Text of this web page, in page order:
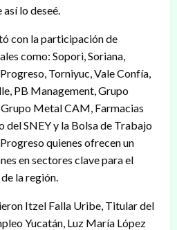
lo deseé.
con la participación de
como: Sopori, Soriana,
Torniyuc, Vale Confía,
PB Management, Grupo
Metal CAM, Farmacias
del SNEY y la Bolsa de Trabajo
quienes ofrecen un
en sectores clave para el
la región.
Itzel Falla Uribe, Titular del
Yucatán, Luz María López